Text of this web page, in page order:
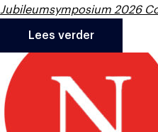
Jubileumsymposium 2026
Lees verder